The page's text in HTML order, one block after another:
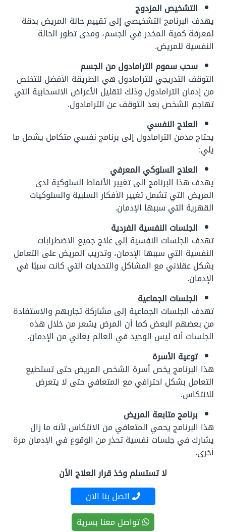
التشخيص المزدوج
يهدف البرنامج التشخيصي إلى تقييم حالة المريض بدقة
لمعرفة كمية المخدر في الجسم، ومدى تطور الحالة
النفسية للمريض.
سحب سموم الترامادول من الجسم
التوقف التدريجي للترامادول هي الطريقة الأفضل للتخلص
من إدمان الترامادول وذلك لتقليل الأعراض الانسحابية التي
تهاجم الشخص بعد التوقف عن الترامادول.
العلاج النفسي
يحتاج مدمن الترامادول إلى برنامج نفسي متكامل يشمل ما
يلي:
العلاج السلوكي المعرفي
يهدف هذا البرنامج إلى تغيير الأنماط السلوكية لدى
المريض التي تشمل تغيير الأفكار السلبية والسلوكيات
القهرية التي سببها الإدمان.
الجلسات النفسية الفردية
تهدف الجلسات النفسية إلى علاج جميع الاضطرابات
النفسية التي سببها الإدمان، وتدريب المريض على التعامل
بشكل عقلاني مع المشاكل والتحديات التي كانت سببًا في
الإدمان.
الجلسات الجماعية
تهدف الجلسات الجماعية إلى مشاركة تجاربهم والاستفادة
من بعضهم البعض كما أن المرض يشعر من خلال هذه
الجلسات أنه ليس الوحيد في العالم يعاني من الإدمان.
توعية الأسرة
هذا البرنامج يخص أسرة الشخص المريض حتى تستطيع
التعامل بشكل احترافي مع المتعافي حتى لا يتعرض
للانتكاس.
برنامج متابعة المريض
هذا البرنامج يحمي المتعافي من الانتكاس لأنه ما زال
يشارك في جلسات نفسية تحذر من الوقوع في الإدمان مرة
أخرى.
لا تستسلم وخذ قرار العلاج الأن
اتصل بنا الان
تواصل معنا بسرية